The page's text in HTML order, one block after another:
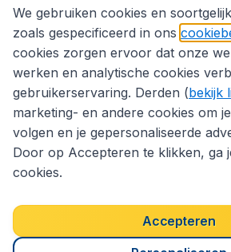
Privacybeleid
Copyright © 2026
We gebruiken cookies en
zoals gespecificeerd in ons
cookies zorgen ervoor dat onze
werken en analytische cookies
gebruikerservaring. Derden (bekijk
marketing- en andere cookies om
volgen en je gepersonaliseerde
Door op Accepteren te klikken, ga
cookies.
Accepteren